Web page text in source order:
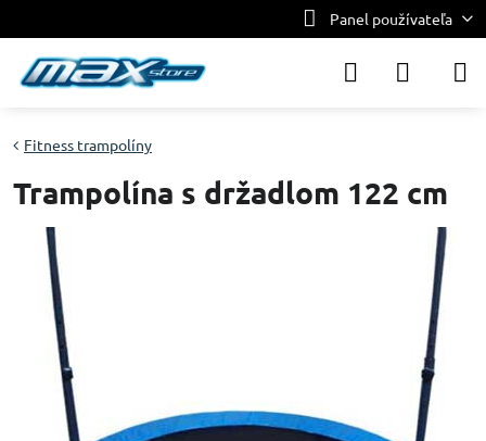
Panel používateľa
Fitness trampolíny
Trampolína s držadlom 122 cm